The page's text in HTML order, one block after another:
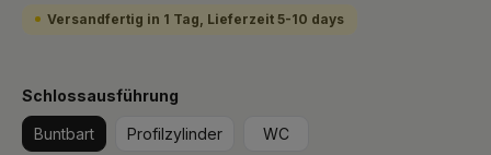
Versandfertig in 1 Tag, Lieferzeit 5-10 days
Schlossausführung
Buntbart Profilzylinder WC